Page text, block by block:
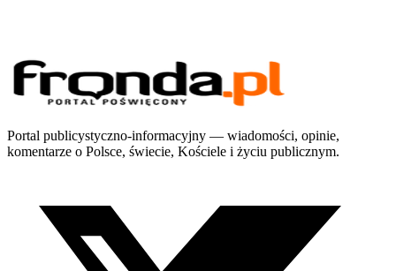
Portal publicystyczno-informacyjny — wiadomości, opinie,
komentarze o Polsce, świecie, Kościele i życiu publicznym.